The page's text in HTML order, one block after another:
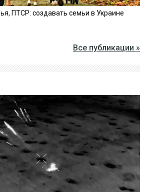
ПТСР: создавать семьи в Украине
Все публикации »